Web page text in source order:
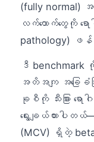
(fully normal)
လက်ထောက်တွေကို ရ
pathology) ဖ
ဒီ
အတိအကျ အခြေခံ
ခုစီကို သီးခြား
ရွေးချယ်ထားပါ
(MCV) ရှိတဲ့